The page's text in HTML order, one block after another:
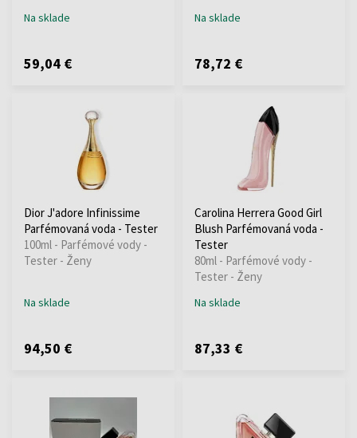
Na sklade
59,04 €
Na sklade
78,72 €
Dior J'adore Infinissime
Parfémovaná voda - Tester
100ml - Parfémové vody -
Tester - Ženy
Na sklade
94,50 €
Carolina Herrera Good Girl
Blush Parfémovaná voda -
Tester
80ml - Parfémové vody -
Tester - Ženy
Na sklade
87,33 €